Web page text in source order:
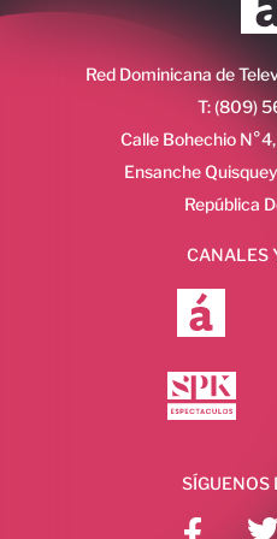
Red Dominicana de
T: (809)
Calle Bohechio
Ensanche
República
CANALES
SÍGUENOS